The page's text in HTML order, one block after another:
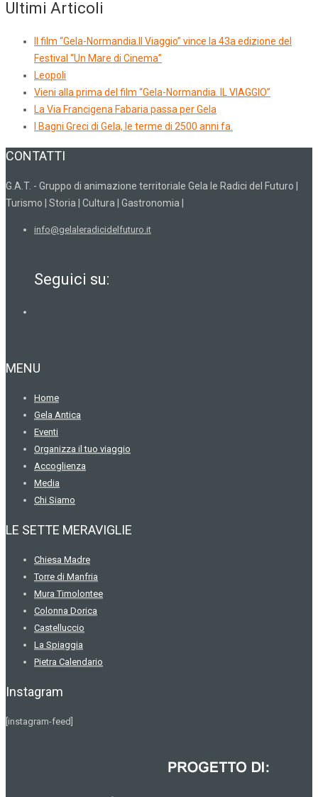
Ultimi Articoli
Il film “Gela-Normandia.Il Viaggio” vince la 43a edizione del
Festival “Un Mare di Cinema”
Leopoli
Vieni alla prima del film “Gela-Normandia. IL VIAGGIO”
La Via Francigena Fabaria passa per Gela
I Bagni Greci di Gela, le terme di 2500 anni fa.
CONTATTI
G.A.T. - Gruppo di animazione territoriale Gela le Radici del Futuro |
Turismo | Storia | Cultura | Gastronomia |
info@gelaleradicidelfuturo.it
Seguici su:
MENU
Home
Gela Antica
Eventi
Organizza il tuo viaggio
Accoglienza
Media
Chi Siamo
LE SETTE MERAVIGLIE
Chiesa Madre
Torre di Manfria
Mura Timolontee
Colonna Dorica
Castelluccio
La Spiaggia
Pietra Calendario
Instagram
[instagram-feed]